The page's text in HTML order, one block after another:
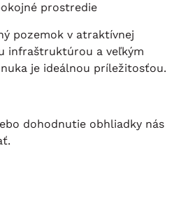
prostredie
pozemok v atraktívnej
infraštruktúrou a veľkým
je ideálnou príležitosťou.
dohodnutie obhliadky nás